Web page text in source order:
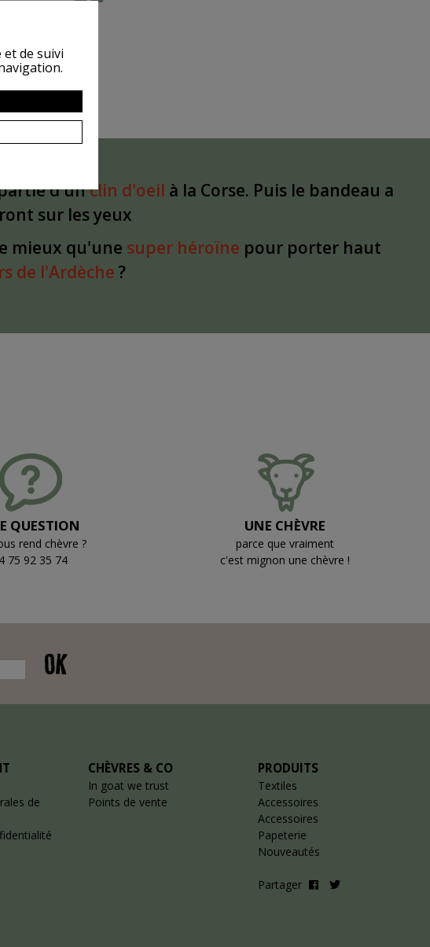
d'unclin d'oeil à la Corse. Puis le bandeau a
sur les yeux
mieux qu'une super héroïne pour porter haut
de l'Ardèche ?
QUESTION
rend chèvre ?
75 92 35 74
UNE CHÈVRE
parce que vraiment
c'est mignon une chèvre !
OK
de
CHÈVRES & CO
In goat we trust
Points de vente
PRODUITS
Textiles
Accessoires
Accessoires
Papeterie
Nouveautés
Partager
et de suivi